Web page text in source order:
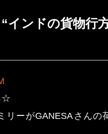
インドの貨物行
☆
リーがGANESAさんの